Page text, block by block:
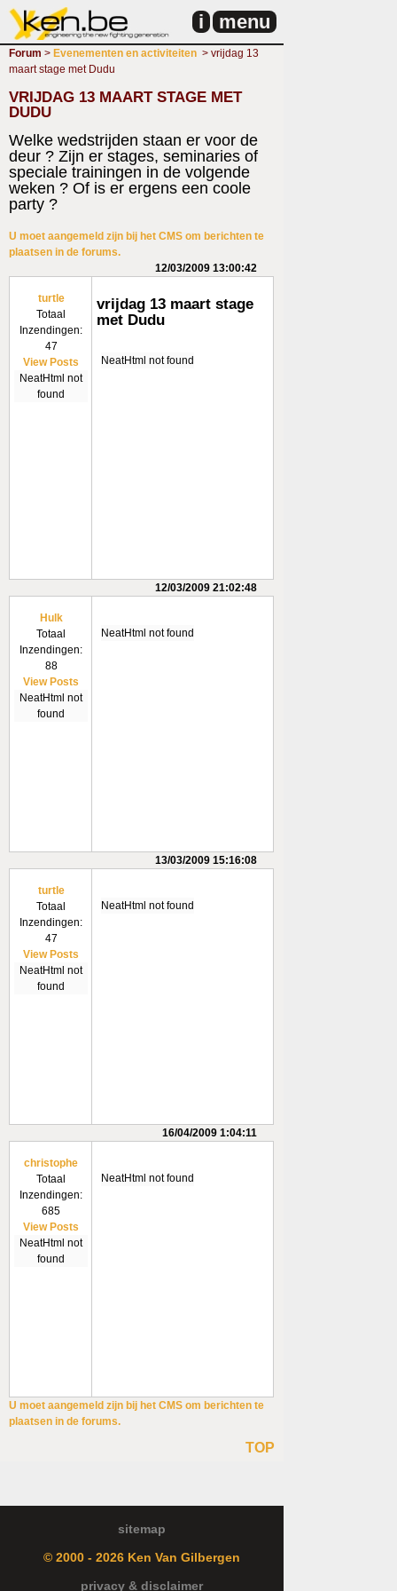
i menu
Forum > Evenementen en activiteiten > vrijdag 13
maart stage met Dudu
VRIJDAG 13 MAART STAGE MET
DUDU
Welke wedstrijden staan er voor de
deur ? Zijn er stages, seminaries of
speciale trainingen in de volgende
weken ? Of is er ergens een coole
party ?
U moet aangemeld zijn bij het CMS om berichten te
plaatsen in de forums.
12/03/2009 13:00:42
turtle
Totaal
Inzendingen:
47
View Posts
NeatHtml not
found
vrijdag 13 maart stage
met Dudu
NeatHtml not found
12/03/2009 21:02:48
Hulk
Totaal
Inzendingen:
88
View Posts
NeatHtml not
found
NeatHtml not found
13/03/2009 15:16:08
turtle
Totaal
Inzendingen:
47
View Posts
NeatHtml not
found
NeatHtml not found
16/04/2009 1:04:11
christophe
Totaal
Inzendingen:
685
View Posts
NeatHtml not
found
NeatHtml not found
U moet aangemeld zijn bij het CMS om berichten te
plaatsen in de forums.
TOP
sitemap
© 2000 - 2026 Ken Van Gilbergen
privacy & disclaimer